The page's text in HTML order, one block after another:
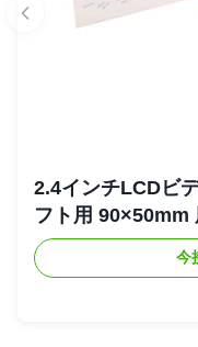
2.4インチLCDビ
フト用 90×50mm
今